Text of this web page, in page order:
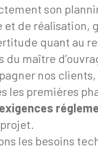
son
et de réalisation,
quant au
du maître
nos clients,
les premières
les besoins